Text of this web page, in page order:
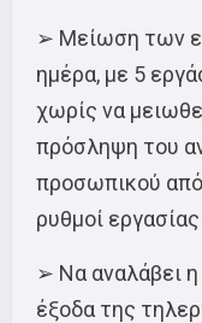
➢ Μείωση των
ημέρα, με 5
χωρίς να
πρόσληψη του
προσωπικού
ρυθμοί
➢ Να αναλάβει
έξοδα της